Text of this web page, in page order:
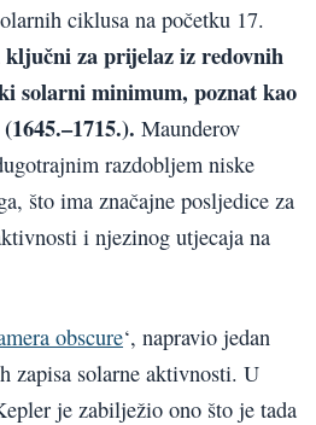
ciklusa na početku 17.
za prijelaz iz redovnih
solarni minimum, poznat kao
(1645.–1715.). Maunderov
razdobljem niske
što ima značajne posljedice za
i njezinog utjecaja na
obscure‘, napravio jedan
zapisa solarne aktivnosti. U
je zabilježio ono što je tada